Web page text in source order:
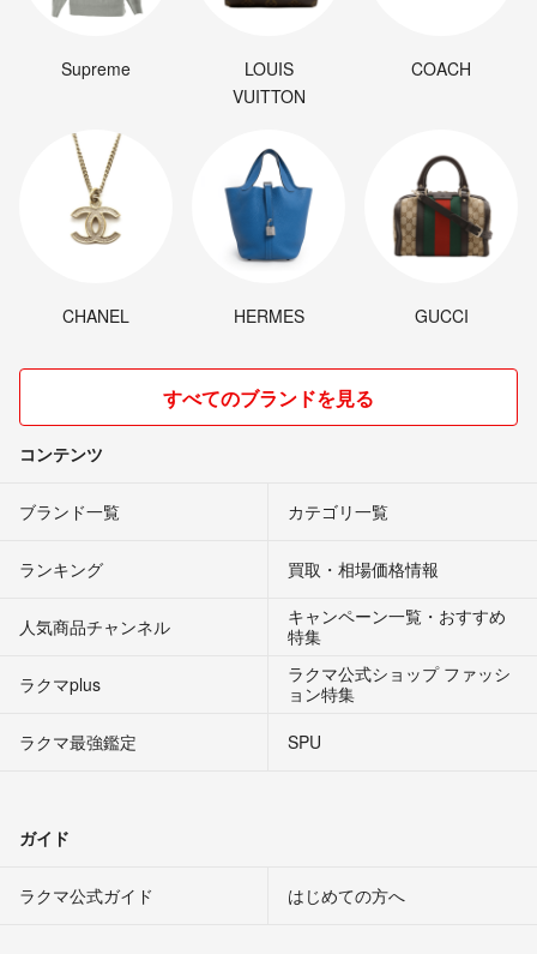
Supreme
LOUIS
VUITTON
COACH
CHANEL HERMES GUCCI
すべてのブランドを見る
コンテンツ
ブランド一覧 カテゴリ一覧
ランキング 買取・相場価格情報
人気商品チャンネル
キャンペーン一覧・おすすめ
特集
ラクマplus
ラクマ公式ショップ ファッシ
ョン特集
ラクマ最強鑑定
SPU
ガイド
ラクマ公式ガイド はじめての方へ